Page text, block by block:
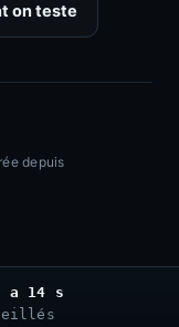
on teste
depuis
16 s